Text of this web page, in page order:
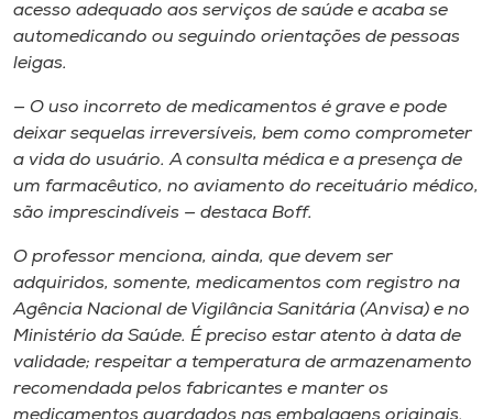
acesso adequado aos serviços de saúde e acaba se
automedicando ou seguindo orientações de pessoas
leigas.
— O uso incorreto de medicamentos é grave e pode
deixar sequelas irreversíveis, bem como comprometer
a vida do usuário. A consulta médica e a presença de
um farmacêutico, no aviamento do receituário médico,
são imprescindíveis — destaca Boff.
O professor menciona, ainda, que devem ser
adquiridos, somente, medicamentos com registro na
Agência Nacional de Vigilância Sanitária (Anvisa) e no
Ministério da Saúde. É preciso estar atento à data de
validade; respeitar a temperatura de armazenamento
recomendada pelos fabricantes e manter os